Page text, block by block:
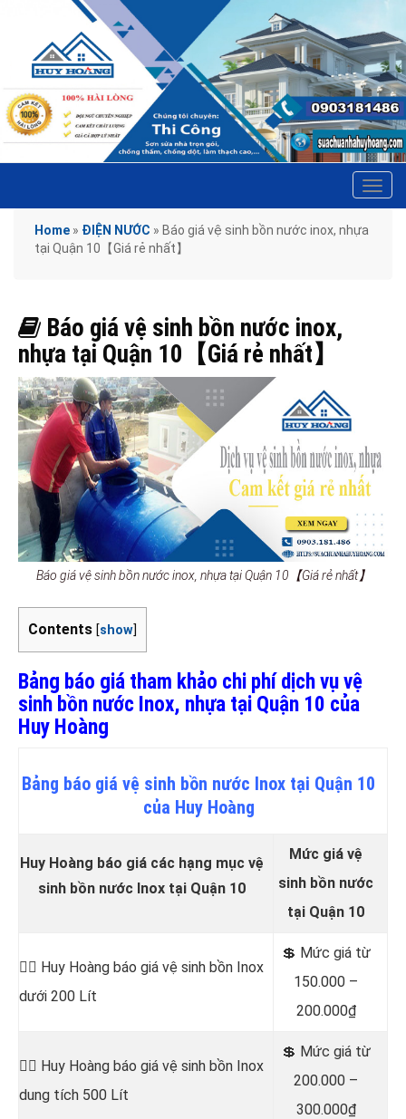
Home » ĐIỆN NƯỚC » Báo giá vệ sinh bồn nước inox, nhựa
tại Quận 10【Giá rẻ nhất】
Báo giá vệ sinh bồn nước inox,
nhựa tại Quận 10【Giá rẻ nhất】
Báo giá vệ sinh bồn nước inox, nhựa tại Quận 10【Giá rẻ nhất】
Contents [show]
Bảng báo giá tham khảo chi phí dịch vụ vệ
sinh bồn nước Inox, nhựa tại Quận 10 của
Huy Hoàng
Bảng báo giá vệ sinh bồn nước Inox tại Quận 10
của Huy Hoàng
Huy Hoàng báo giá các hạng mục vệ
sinh bồn nước Inox tại Quận 10
Mức giá vệ
sinh bồn nước
tại Quận 10
👷‍♂️ Huy Hoàng báo giá vệ sinh bồn Inox
dưới 200 Lít
💲 Mức giá từ
150.000 –
200.000₫
👷‍♂️ Huy Hoàng báo giá vệ sinh bồn Inox
dung tích 500 Lít
💲 Mức giá từ
200.000 –
300.000₫